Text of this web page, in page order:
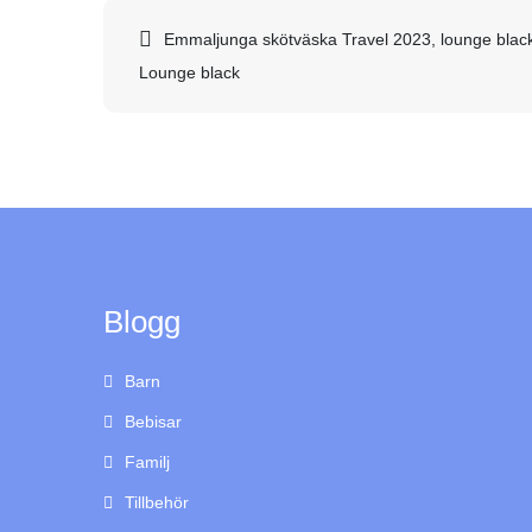
Inläggsnavigering
Emmaljunga skötväska Travel 2023, lounge
Lounge black
Blogg
Barn
Bebisar
Familj
Tillbehör